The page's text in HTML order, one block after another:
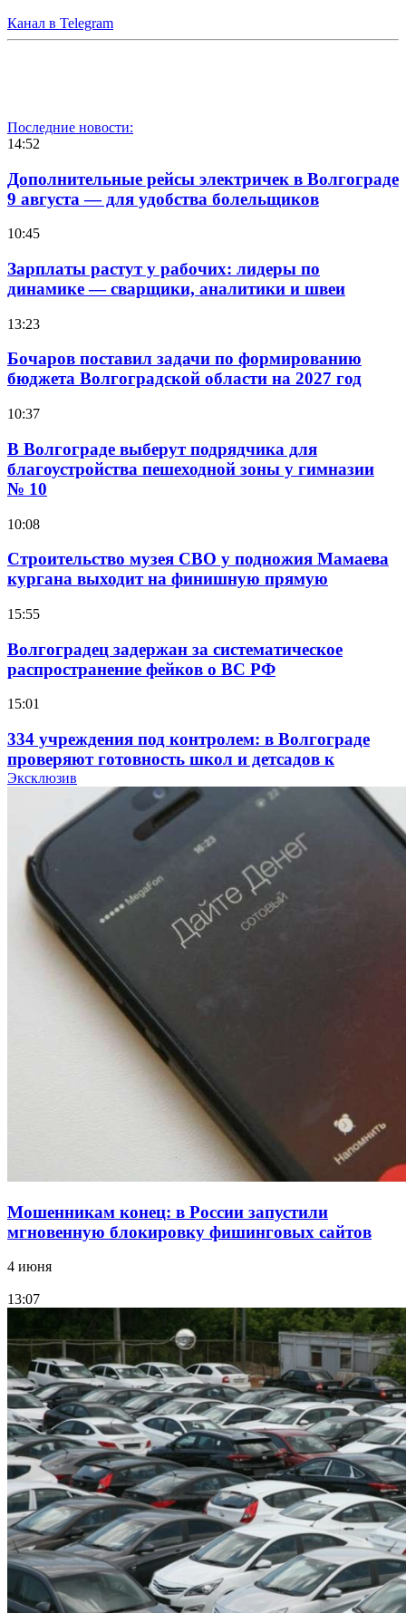
Канал в Telegram
Последние новости:
14:52
Дополнительные рейсы электричек в Волгограде
9 августа — для удобства болельщиков
10:45
Зарплаты растут у рабочих: лидеры по
динамике — сварщики, аналитики и швеи
13:23
Бочаров поставил задачи по формированию
бюджета Волгоградской области на 2027 год
10:37
В Волгограде выберут подрядчика для
благоустройства пешеходной зоны у гимназии
№ 10
10:08
Строительство музея СВО у подножия Мамаева
кургана выходит на финишную прямую
15:55
Волгоградец задержан за систематическое
распространение фейков о ВС РФ
15:01
334 учреждения под контролем: в Волгограде
проверяют готовность школ и детсадов к
учебному году
Покушение на убийство в Волгограде: девушка
напала на незнакомую женщину с ножом
12:39
Сладкий праздник в Волгограде: в Центральном
парке прошёл фестиваль „Арбузный переполох“
Волгоградские компании нарастили экспорт:
заключены контракты на 3,6 млн долларов
Эксклюзив
Мошенникам конец: в России запустили
мгновенную блокировку фишинговых сайтов
4 июня
13:07